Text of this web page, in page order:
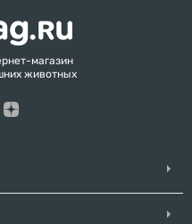
магазин
животных